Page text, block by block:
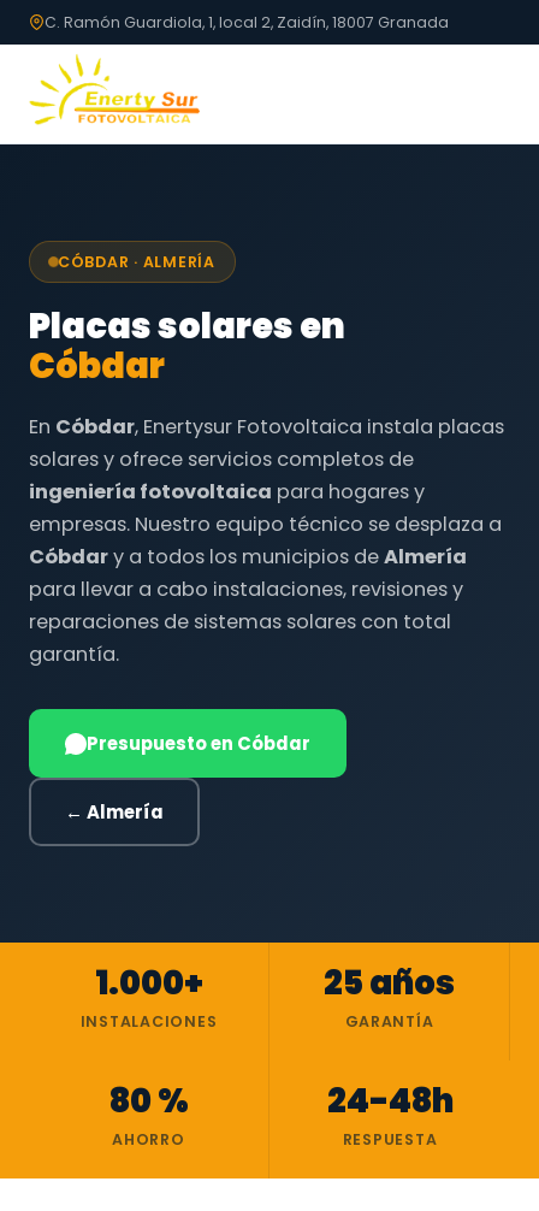
C. Ramón Guardiola, 1, local 2, Zaidín, 18007 Granada
CÓBDAR · ALMERÍA
Placas solares en
Cóbdar
En Cóbdar, Enertysur Fotovoltaica instala placas
solares y ofrece servicios completos de
ingeniería fotovoltaica para hogares y
empresas. Nuestro equipo técnico se desplaza a
Cóbdary a todos los municipios deAlmería
para llevar a cabo instalaciones, revisiones y
reparaciones de sistemas solares con total
garantía.
Presupuesto en Cóbdar
← Almería
1.000+
INSTALACIONES
25 años
GARANTÍA
80 %
AHORRO
24-48h
RESPUESTA